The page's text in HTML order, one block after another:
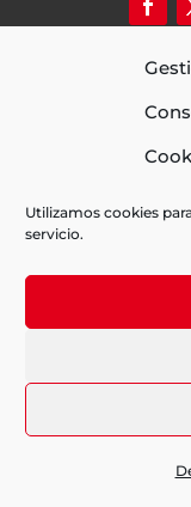
Utilizamos cookies
servicio.
Actividad